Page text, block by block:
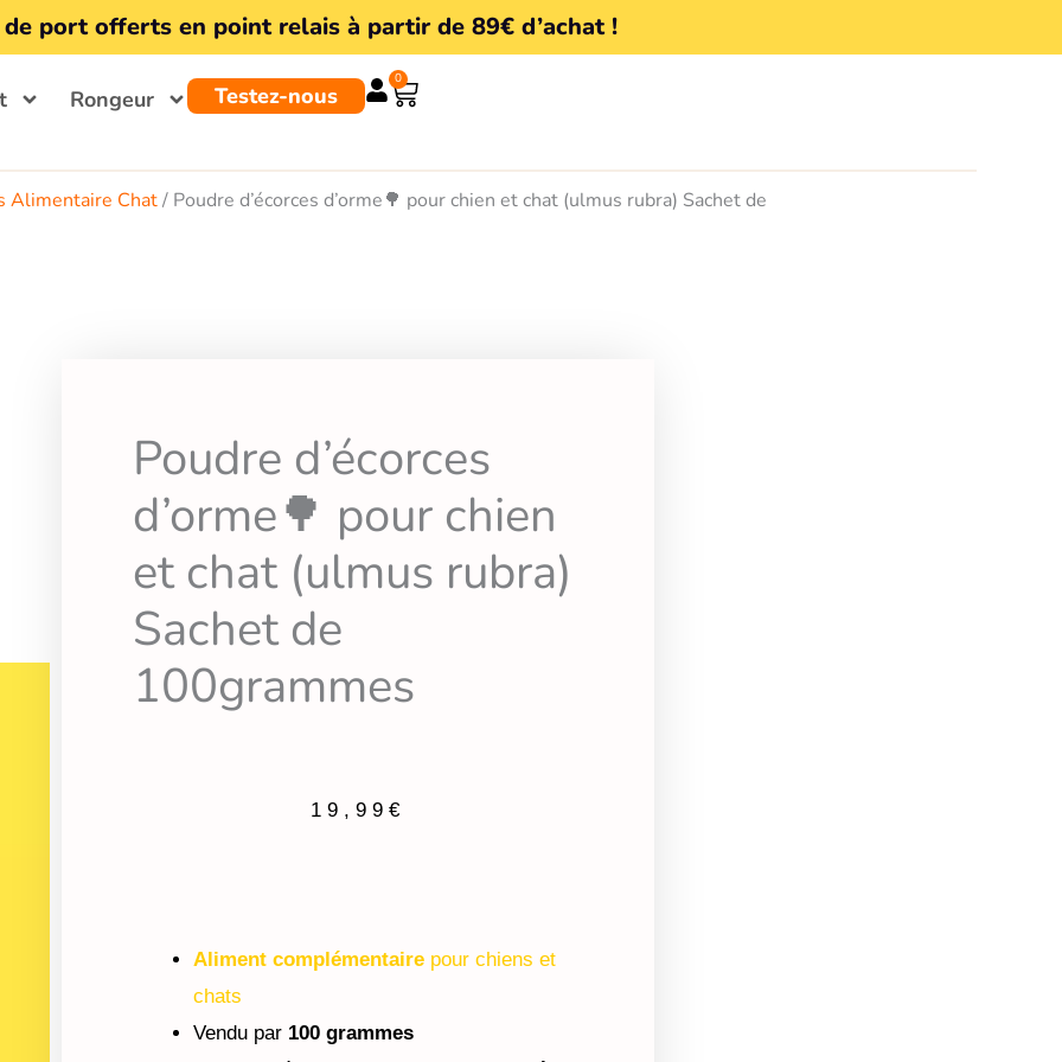
de port offerts en point relais à partir de 89€ d’achat !
Rongeur Testez-nous
0
Panier
Alimentaire Chat/ Poudre d’écorces d’orme🌳 pour chien et chat (ulmus rubra) Sachet de
Poudre d’écorces
d’orme🌳 pour chien
et chat (ulmus rubra)
Sachet de
100grammes
19,99 €
Aliment complémentaire pour chiens et
chats
Vendu par 100 grammes